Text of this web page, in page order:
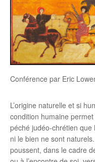
Conférence par Eric
L’origine naturelle et si
condition humaine
péché judéo-chrétien que
ni le bien ne sont
poussent, dans le cadre